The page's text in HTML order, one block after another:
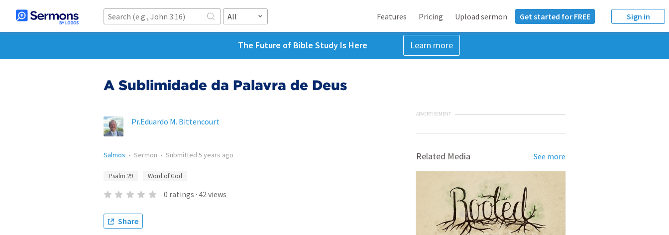
All Features Pricing Upload sermon Get started for FREE Sign in
The Future of Bible Study Is Here Learn more
A Sublimidade da Palavra de Deus
Pr.Eduardo M. Bittencourt
Salmos • Sermon • Submitted 5 years ago
Psalm 29 Word of God
0 ratings · 42views
Share
ADVERTISEMENT
Related Media See more